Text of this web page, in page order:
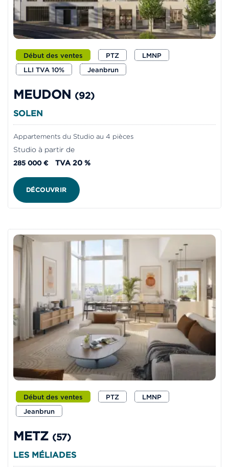
Début des ventes PTZ
LMNP
LLI TVA 10%
Jeanbrun
MEUDON (92)
SOLEN
Appartements du Studio au 4 pièces
Studio à partir de
285 000 € TVA 20 %
DÉCOUVRIR
Début des ventes PTZ
LMNP
Jeanbrun
METZ (57)
LES MÉLIADES